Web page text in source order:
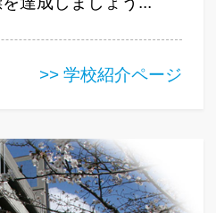
>> 学校紹介ページ